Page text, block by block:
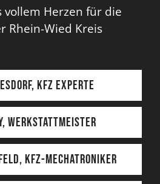
vollem Herzen für die
Rhein-Wied Kreis
KFZ Experte
Werkstattmeister
KFZ-Mechatroniker